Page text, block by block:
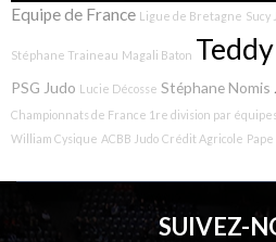
Equipe de France Ligue de Bretagne Sucy
Stéphane Traineau Magali Baton
PSG Judo Lucie Décosse Stéphane Nomis
Championnats de France 1re division par
William Cysique ACBB Judo Crédit Agricole
SUIVEZ-